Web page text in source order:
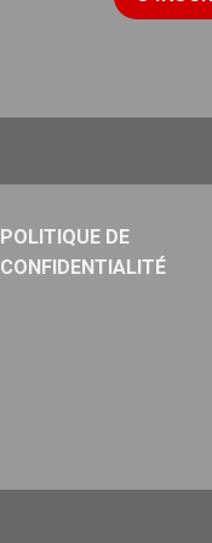
POLITIQUE DE
CONFIDENTIALITÉ